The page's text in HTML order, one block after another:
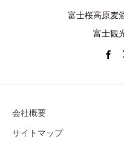
富士桜高原麦
富士観
会社概要
サイトマップ